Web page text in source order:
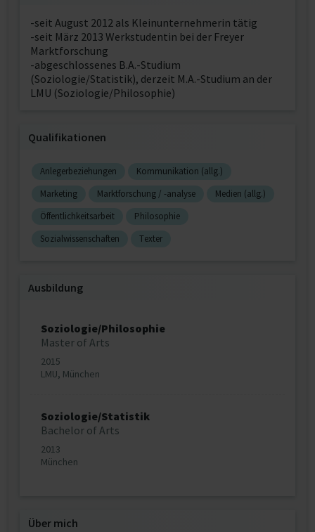
-seit August 2012 als Kleinunternehmerin tätig
-seit März 2013 Werkstudentin bei der Freyer
Marktforschung
-abgeschlossenes B.A.-Studium
(Soziologie/Statistik), derzeit M.A.-Studium an der
LMU (Soziologie/Philosophie)
Qualifikationen
Anlegerbeziehungen
Kommunikation (allg.)
Marketing
Marktforschung / -analyse
Medien (allg.)
Öffentlichkeitsarbeit
Philosophie
Sozialwissenschaften
Texter
Ausbildung
Soziologie/Philosophie
Master of Arts
2015
LMU, München
Soziologie/Statistik
Bachelor of Arts
2013
München
Über mich